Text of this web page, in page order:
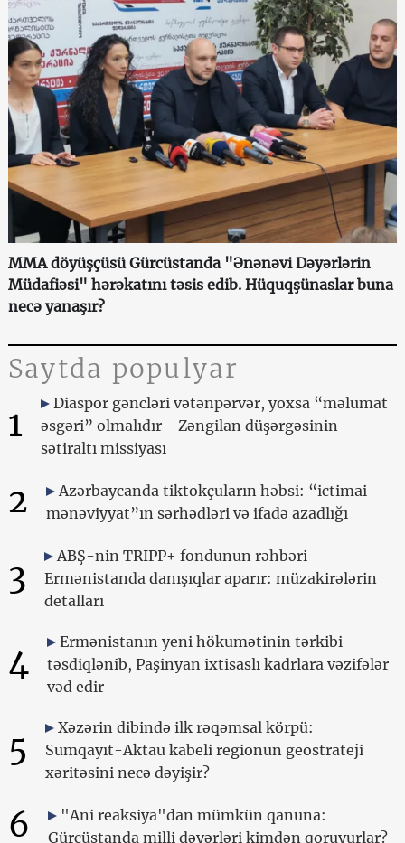
MMA döyüşçüsü Gürcüstanda "Ənənəvi Dəyərlərin
Müdafiəsi" hərəkatını təsis edib. Hüquqşünaslar buna
necə yanaşır?
Saytda populyar
1
Diaspor gəncləri vətənpərvər, yoxsa “məlumat
əsgəri” olmalıdır - Zəngilan düşərgəsinin
sətiraltı missiyası
2
Azərbaycanda tiktokçuların həbsi: “ictimai
mənəviyyat”ın sərhədləri və ifadə azadlığı
3
ABŞ-nin TRIPP+ fondunun rəhbəri
Ermənistanda danışıqlar aparır: müzakirələrin
detalları
4
Ermənistanın yeni hökumətinin tərkibi
təsdiqlənib, Paşinyan ixtisaslı kadrlara vəzifələr
vəd edir
5
Xəzərin dibində ilk rəqəmsal körpü:
Sumqayıt-Aktau kabeli regionun geostrateji
xəritəsini necə dəyişir?
6
"Ani reaksiya"dan mümkün qanuna:
Gürcüstanda milli dəyərləri kimdən qoruyurlar?